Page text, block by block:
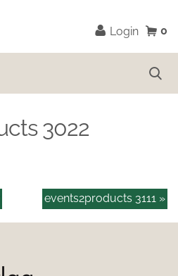
Login 0
3022
events2products 3111 »